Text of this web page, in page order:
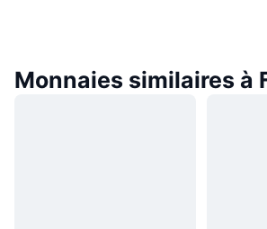
Monnaies similaires à